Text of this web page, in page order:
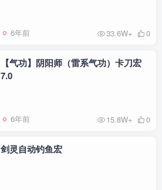
6年前 33.6W+ 0
【气功】阴阳师（雷系气功）卡刀宏
7.0
6年前 15.8W+ 0
剑灵自动钓鱼宏